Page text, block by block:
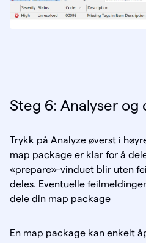
Steg 6: Analyser og
Trykk på Analyze øverst i
map package er klar for å
«prepare»-vinduet blir uten
deles. Eventuelle
dele din map package
En map package kan enkelt